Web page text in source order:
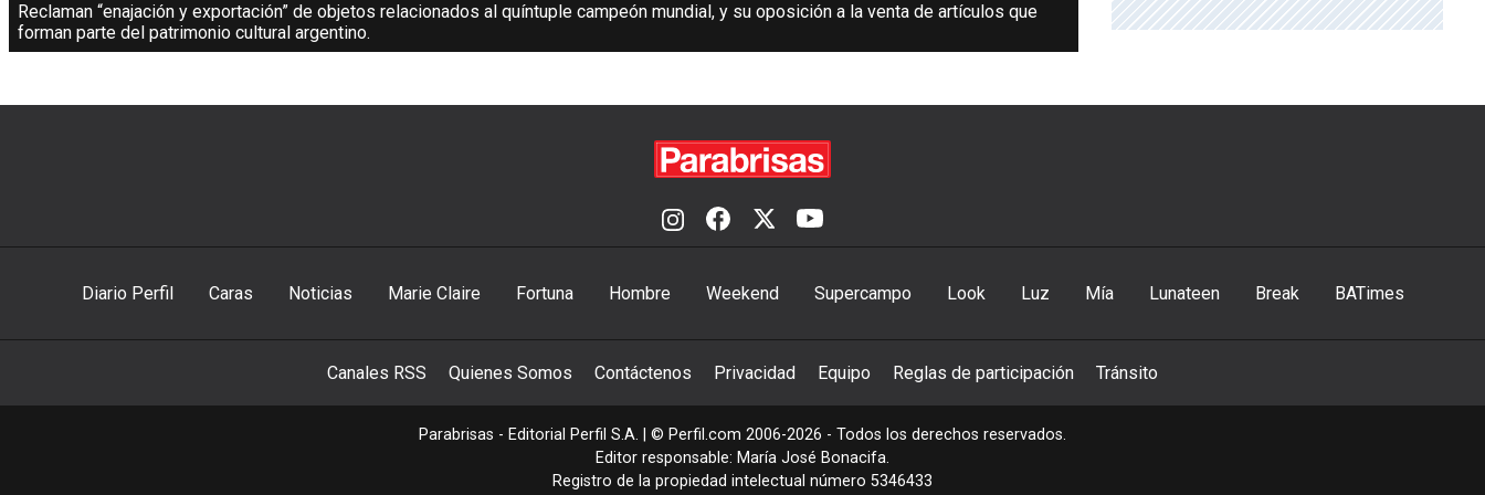
Reclaman “enajación y exportación” de objetos relacionados al quíntuple campeón mundial, y su oposición a la venta de artículos que
forman parte del patrimonio cultural argentino.
Diario Perfil Caras Noticias Marie Claire Fortuna Hombre Weekend Supercampo Look Luz Mía Lunateen Break BATimes
Canales RSS Quienes Somos Contáctenos Privacidad Equipo Reglas de participación Tránsito
Parabrisas - Editorial Perfil S.A. | © Perfil.com 2006-2026 - Todos los derechos reservados.
Editor responsable: María José Bonacifa.
Registro de la propiedad intelectual número 5346433